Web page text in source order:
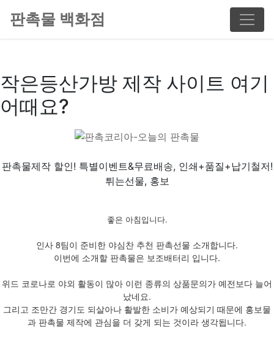
판촉물 백화점
작은등산가방 제작 사이트 여기
어때요?
판촉물제작 할인! 특별이벤트&무료배송, 인쇄+품질+납기철저!
튀는선물, 홍보
좋은 아침입니다.
인사 8팀이 준비한 야심찬 추천 판촉선물 소개합니다.
이번에 소개할 판촉물은 보조배터리 입니다.
위드 코로나로 야외 활동이 많아 이런 종류의 상품문의가 예전보다 늘어
났네요.
그리고 조만간 경기도 되살아나 활발한 소비가 예상되기 때문에 홍보물
과 판촉물 제작에 관심을 더 갖게 되는 것이라 생각됩니다.